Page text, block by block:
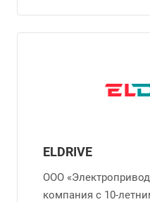
ELDRIVE
ООО
компания с 10-